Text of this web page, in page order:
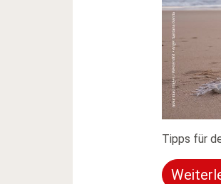
Tipps für